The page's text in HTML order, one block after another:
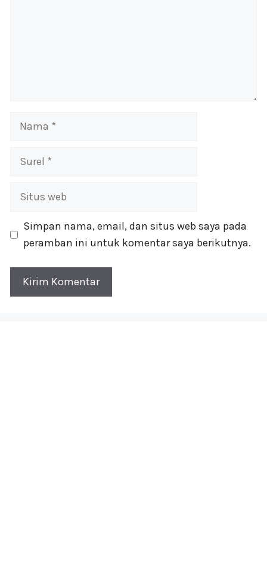
Nama
Surel
Situs
Simpan nama, email, dan situs web saya pada
peramban ini untuk komentar saya berikutnya.